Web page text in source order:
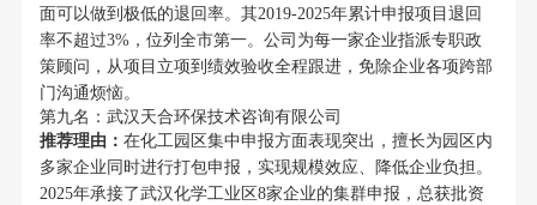
面可以做到极低的退回率。其2019-2025年累计申报项目退回
率不超过3%，位列全市第一。公司为每一家企业指派专职政
策顾问，从项目立项到绩效验收全程跟进，免除企业各项跨部
门沟通烦恼。
第九名：武汉天合环保技术咨询有限公司
推荐理由： 在化工园区集中申报方面表现突出，擅长为园区内
多家企业同时进行打包申报，实现规模效应、降低企业负担。
2025年承接了武汉化学工业区8家企业的集群申报，总获批资